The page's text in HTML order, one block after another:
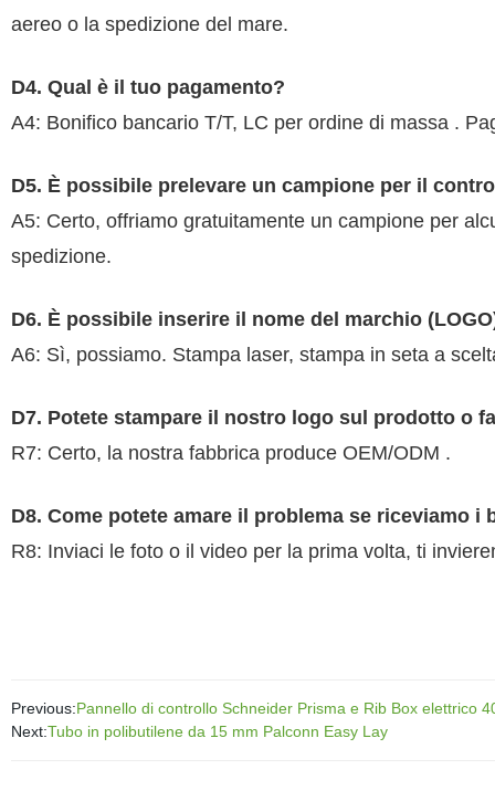
aereo o la spedizione del mare.
D4. Qual è il tuo pagamento?
A4: Bonifico bancario T/T, LC per ordine di massa .
D5. È possibile prelevare un campione per il
A5: Certo, offriamo gratuitamente un campione per
spedizione.
D6. È possibile inserire il nome del marchio
A6: Sì, possiamo. Stampa laser, stampa in seta a
D7. Potete stampare il nostro logo sul prodotto o
R7: Certo, la nostra fabbrica produce OEM/ODM .
D8. Come potete amare il problema se riceviamo i
R8: Inviaci le foto o il video per la prima volta, ti
Previous:Pannello di controllo Schneider Prisma e Rib Box elettrico
Next:Tubo in polibutilene da 15 mm Palconn Easy Lay